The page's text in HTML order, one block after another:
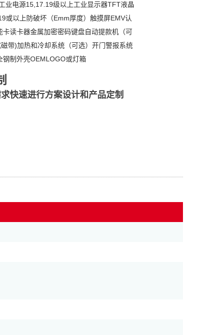
业电源15,17.19级以上工业显示器TFT液晶
或以上防破坏（Emm厚度）触摸屏EMV认
卡读卡器金属加密密码键盘自动提款机（可
带)加热和冷却系统（可选）开门警报系统
钢制外壳OEMLOGO或灯箱
快速进行方案设计和产品定制